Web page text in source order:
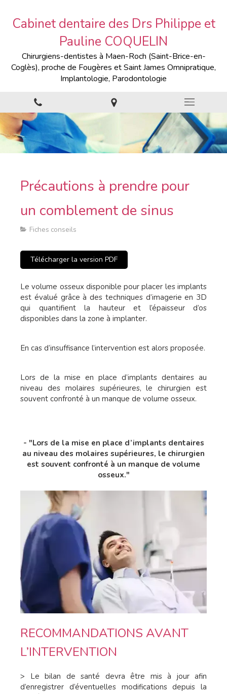
Cabinet dentaire des Drs Philippe et
Pauline COQUELIN
Chirurgiens-dentistes à Maen-Roch (Saint-Brice-en-
Coglès), proche de Fougères et Saint James Omnipratique,
Implantologie, Parodontologie
Précautions à prendre pour
un comblement de sinus
Fiches conseils
Télécharger la version PDF
Le volume osseux disponible pour placer les implants
est évalué grâce à des techniques d’imagerie en 3D
qui quantifient la hauteur et l’épaisseur d’os
disponibles dans la zone à implanter.
En cas d’insuffisance l’intervention est alors proposée.
Lors de la mise en place d’implants dentaires au
niveau des molaires supérieures, le chirurgien est
souvent confronté à un manque de volume osseux.
- "Lors de la mise en place d’implants dentaires
au niveau des molaires supérieures, le chirurgien
est souvent confronté à un manque de volume
osseux."
RECOMMANDATIONS AVANT
L’INTERVENTION
> Le bilan de santé devra être mis à jour afin
d’enregistrer d’éventuelles modifications depuis la